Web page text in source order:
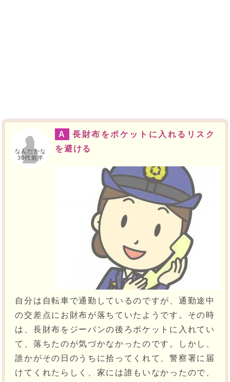
なんだかな
30代前半
A
長財布をポケットに入れるリスク
を避ける
自分は自転車で通勤しているのですが、通勤途中
の交差点にお財布が落ちていたようです。その時
は、長財布をジーパンの後ろポケットに入れてい
て、落ちたのが気づかなかったのです。しかし、
誰かがその日のうちに拾ってくれて、警察署に届
けてくれたらしく、家には誰もいなかったので、